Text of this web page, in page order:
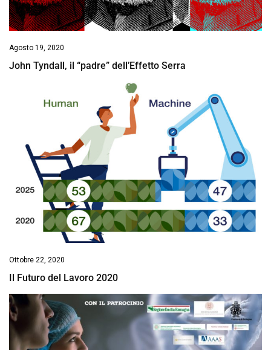
Agosto 19, 2020
John Tyndall, il “padre” dell’Effetto Serra
Ottobre 22, 2020
Il Futuro del Lavoro 2020